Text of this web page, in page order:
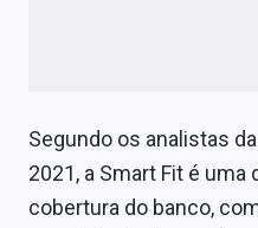
Expediente
Contato
Segundo os analistas
2021, a Smart Fit é
cobertura do banco,